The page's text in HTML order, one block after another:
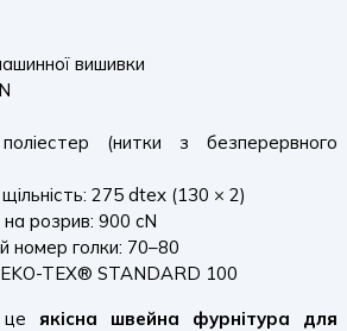
вишивки
(нитки з безперервного
275 dtex (130 × 2)
на розрив: 900 cN
номер голки: 70–80
TEX® STANDARD 100
якісна швейна фурнітура для